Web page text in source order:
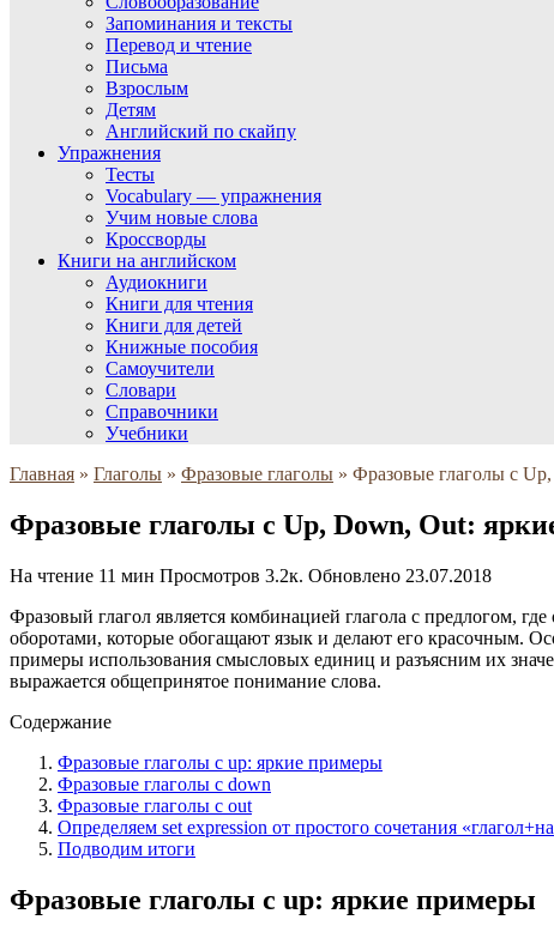
Запоминания и тексты
Перевод и чтение
Письма
Взрослым
Детям
Английский по скайпу
Упражнения
Тесты
Vocabulary — упражнения
Учим новые слова
Кроссворды
Книги на английском
Аудиокниги
Книги для чтения
Книги для детей
Книжные пособия
Самоучители
Словари
Справочники
Учебники
Главная » Глаголы » Фразовые глаголы » Фразовые глаголы с
Фразовые глаголы с Up, Down, Out:
На чтение 11 мин Просмотров 3.2к. Обновлено 23.07.2018
Фразовый глагол является комбинацией глагола с предлогом,
оборотами, которые обогащают язык и делают его красочным.
примеры использования смысловых единиц и разъясним их
выражается общепринятое понимание слова.
Содержание
Фразовые глаголы с up: яркие примеры
Фразовые глаголы с down
Фразовые глаголы с out
Определяем set expression от простого сочетания
Подводим итоги
Фразовые глаголы с up: яркие примеры